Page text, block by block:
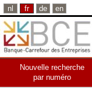
nl fr de en
Nouvelle recherche
par numéro